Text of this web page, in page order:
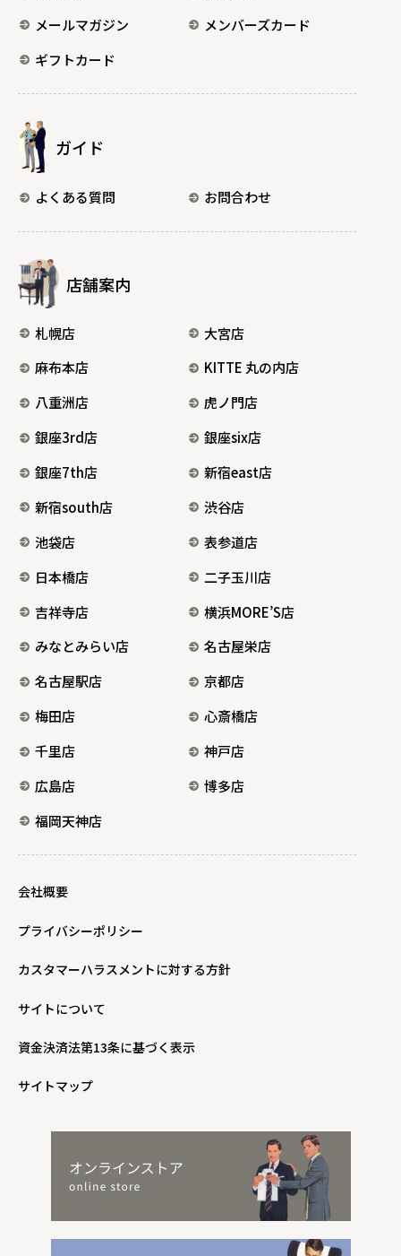
メールマガジン
メンバーズカード
ギフトカード
ガイド
よくある質問 お問合わせ
店舗案内
札幌店
大宮店
麻布本店
KITTE 丸の内店
八重洲店
虎ノ門店
銀座3rd店
銀座six店
銀座7th店
新宿east店
新宿south店
渋谷店
池袋店
表参道店
日本橋店
二子玉川店
吉祥寺店
横浜MORE’S店
みなとみらい店
名古屋栄店
名古屋駅店
京都店
梅田店
心斎橋店
千里店
神戸店
広島店
博多店
福岡天神店
会社概要
プライバシーポリシー
カスタマーハラスメントに対する方針
サイトについて
資金決済法第13条に基づく表示
サイトマップ